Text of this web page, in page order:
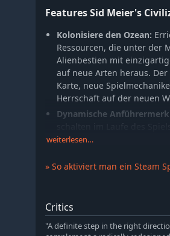
Features Sid Meier's
Kolonisiere den Ozean:
Ressourcen, die unter der
Alienbestien mit
auf neue Arten heraus.
Karte, neue
Herrschaft auf der neuen
Dynamische
Kombinationen, um auf die
Rising Tide, das von den
änderst und die Vorteile
Neue Sponsoren:Dem
weiterlesen…
» So aktiviert man ein Steam
Critics
"A definite step in the right